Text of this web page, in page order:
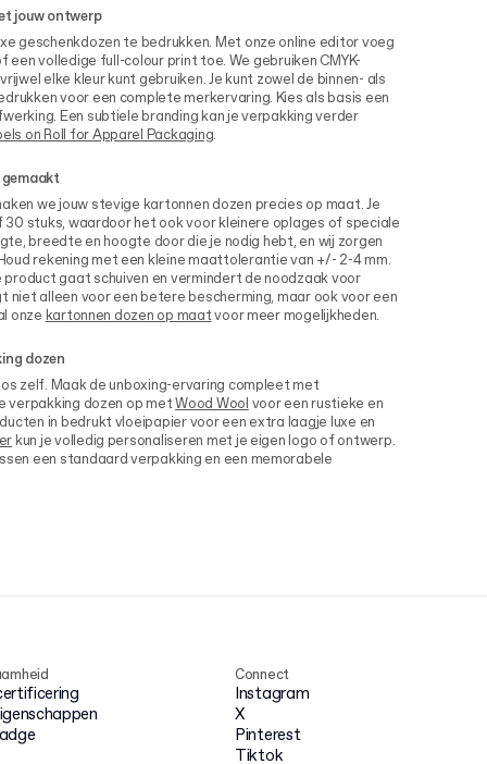
jouw ontwerp
geschenkdozen te bedrukken. Met onze online editor voeg
een volledige full-colour print toe. We gebruiken CMYK-
elke kleur kunt gebruiken. Je kunt zowel de binnen- als
voor een complete merkervaring. Kies als basis een
Een subtiele branding kan je verpakking verder
on Roll for Apparel Packaging.
we jouw stevige kartonnen dozen precies op maat. Je
stuks, waardoor het ook voor kleinere oplages of speciale
breedte en hoogte door die je nodig hebt, en wij zorgen
rekening met een kleine maattolerantie van +/- 2-4 mm.
gaat schuiven en vermindert de noodzaak voor
alleen voor een betere bescherming, maar ook voor een
onze kartonnen dozen op maatvoor meer mogelijkheden.
dozen
zelf. Maak de unboxing-ervaring compleet met
verpakking dozen op metWood Wool voor een rustieke en
in bedrukt vloeipapier voor een extra laagje luxe en
kun je volledig personaliseren met je eigen logo of ontwerp.
een standaard verpakking en een memorabele
Connect
Instagram
X
Pinterest
Tiktok